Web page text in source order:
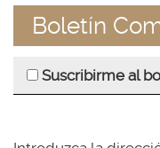
Boletín
Suscribirme al